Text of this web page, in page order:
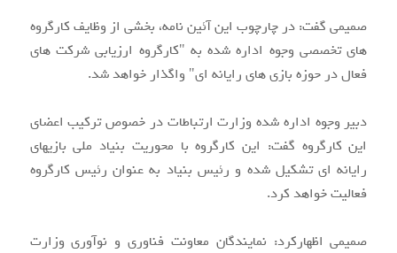
صمیمی گفت: در چارچوب این آئین نامه، بخشی از وظایف کارگروه
های تخصصی وجوه اداره شده به "کارگروه ارزیابی شرکت های
فعال در حوزه بازی های رایانه ای" واگذار خواهد شد.
دبیر وجوه اداره شده وزارت ارتباطات‌ در خصوص ترکیب اعضای
این کارگروه گفت: این کارگروه با محوریت بنیاد ملی بازیهای
رایانه ای تشکیل شده و رئیس بنیاد به عنوان رئیس کارگروه
فعالیت خواهد کرد.
صمیمی اظهارکرد:‌ نمایندگان معاونت فناوری و نوآوری وزارت